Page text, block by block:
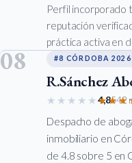
Perfil incorporado
reputación
práctica activa en
08 #8 CÓRDOBA 2026
R.Sánchez
★★★★★4,8542
Despacho de
inmobiliario en
de 4.8 sobre 5 en